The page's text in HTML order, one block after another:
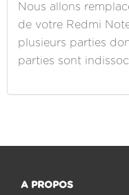
Nous allons
de votre Redmi
plusieurs parties
parties sont
A PROPOS